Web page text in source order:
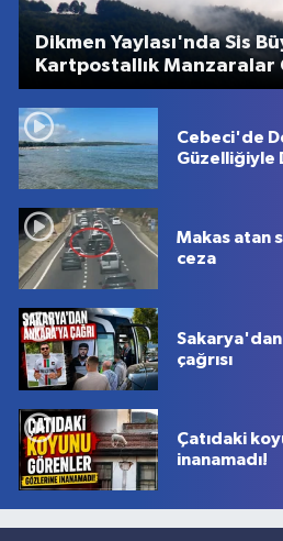
Dikmen Yaylası'nda Sis
Kartpostallık Manzaralar
Cebeci'de
Güzelliğiyle
Makas atan
ceza
çağrısı
Çatıdaki
inanamadı!